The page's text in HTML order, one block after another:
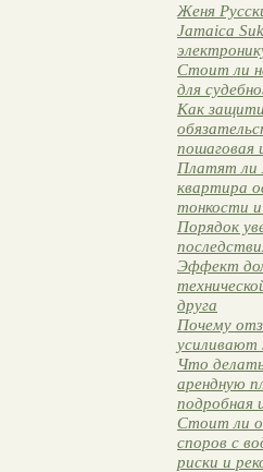
Женя
Jamaica
Стоит ли
для
Как
пошаговая
Платят ли
квартира
тонкости
Порядок
Эффект
друга
Почему
усиливают
Что
арендную
подробная
Стоит ли
споров с
риски и